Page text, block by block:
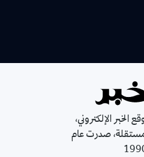
الخبر الإلكتروني،
مستقلة، صدرت عام